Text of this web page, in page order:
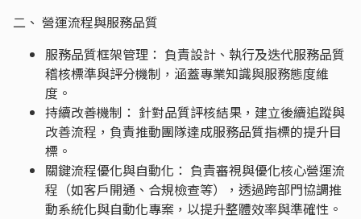
二、 營運流程與服務品質
服務品質框架管理： 負責設計、執行及迭代服務品質
稽核標準與評分機制，涵蓋專業知識與服務態度維
度。
持續改善機制： 針對品質評核結果，建立後續追蹤與
改善流程，負責推動團隊達成服務品質指標的提升目
標。
關鍵流程優化與自動化： 負責審視與優化核心營運流
程（如客戶開通、合規檢查等），透過跨部門協調推
動系統化與自動化專案，以提升整體效率與準確性。